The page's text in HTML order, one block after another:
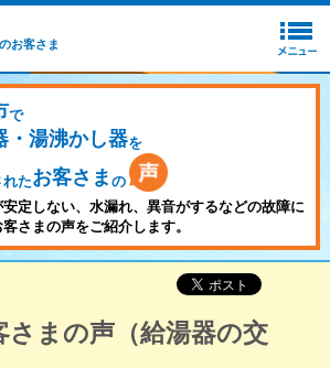
お客さま
で
・湯沸かし器を
れたお客さま の
定しない、水漏れ、異音がするなどの故障に
さまの声をご紹介します。
さまの声（給湯器の交